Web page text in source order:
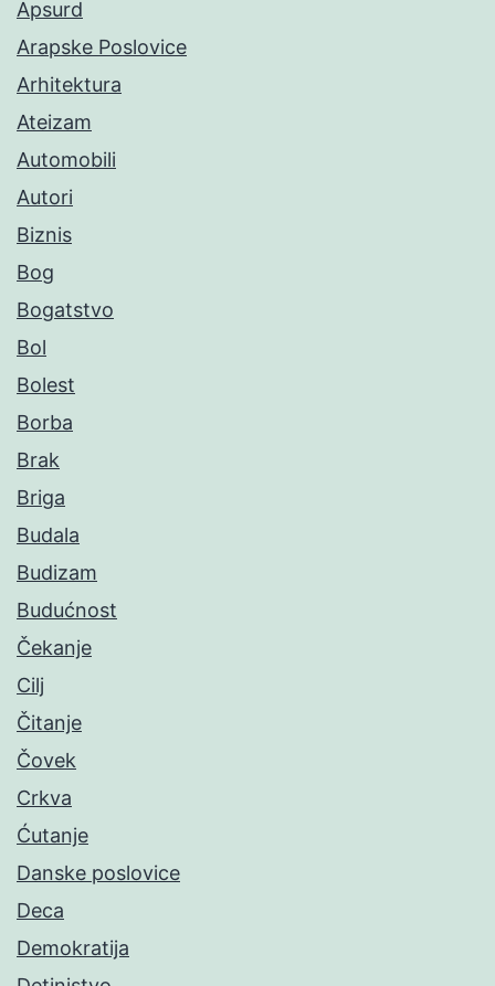
Apsurd
Arapske Poslovice
Arhitektura
Ateizam
Automobili
Autori
Biznis
Bog
Bogatstvo
Bol
Bolest
Borba
Brak
Briga
Budala
Budizam
Budućnost
Čekanje
Cilj
Čitanje
Čovek
Crkva
Ćutanje
Danske poslovice
Deca
Demokratija